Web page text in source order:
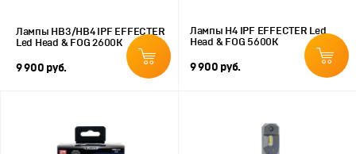
Лампы HB3/HB4 IPF EFFECTER
Led Head & FOG 2600K
9 900 руб.
Лампы H4 IPF EFFECTER Led
Head & FOG 5600K
9 900 руб.